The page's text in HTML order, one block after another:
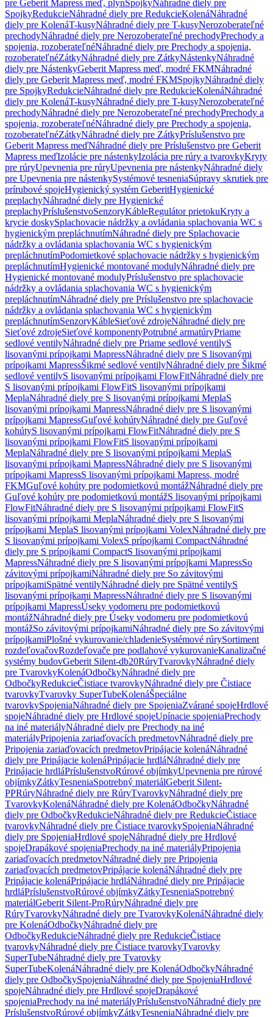
pre Geberit Mapress meď, plynSpojkyNáhradné diely pre
SpojkyRedukcieNáhradné diely pre RedukcieKolenáNáhradné
diely pre KolenáT-kusyNáhradné diely pre T-kusyNerozoberateľné
prechodyNáhradné diely pre Nerozoberateľné prechodyPrechody a
spojenia, rozoberateľnéNáhradné diely pre Prechody a spojenia,
rozoberateľnéZátkyNáhradné diely pre ZátkyNástenkyNáhradné
diely pre NástenkyGeberit Mapress meď, modré FKMNáhradné
diely pre Geberit Mapress meď, modré FKMSpojkyNáhradné diely
pre SpojkyRedukcieNáhradné diely pre RedukcieKolenáNáhradné
diely pre KolenáT-kusyNáhradné diely pre T-kusyNerozoberateľné
prechodyNáhradné diely pre Nerozoberateľné prechodyPrechody a
spojenia, rozoberateľnéNáhradné diely pre Prechody a spojenia,
rozoberateľnéZátkyNáhradné diely pre ZátkyPríslušenstvo pre
Geberit Mapress meďNáhradné diely pre Príslušenstvo pre Geberit
Mapress meďIzolácie pre nástenkyIzolácia pre rúry a tvarovkyKryty
pre rúryUpevnenia pre rúryUpevnenia pre nástenkyNáhradné diely
pre Upevnenia pre nástenkySystémové tesneniaSúpravy skrutiek pre
prírubové spojeHygienický systém GeberitHygienické
preplachyNáhradné diely pre Hygienické
preplachyPríslušenstvoSenzoryKábleRegulátor prietokuKryty a
krycie doskySplachovacie nádržky a ovládania splachovania WC s
hygienickým prepláchnutímNáhradné diely pre Splachovacie
nádržky a ovládania splachovania WC s hygienickým
prepláchnutímPodomietkové splachovacie nádržky s hygienickým
prepláchnutímHygienické montované modulyNáhradné diely pre
Hygienické montované modulyPríslušenstvo pre splachovacie
nádržky a ovládania splachovania WC s hygienickým
prepláchnutímNáhradné diely pre Príslušenstvo pre splachovacie
nádržky a ovládania splachovania WC s hygienickým
prepláchnutímSenzoryKábleSieťové zdrojeNáhradné diely pre
Sieťové zdrojeSieťové komponentyPotrubné armatúryPriame
sedlové ventilyNáhradné diely pre Priame sedlové ventilyS
lisovanými prípojkami MapressNáhradné diely pre S lisovanými
prípojkami MapressŠikmé sedlové ventilyNáhradné diely pre Šikmé
sedlové ventilyS lisovanými prípojkami FlowFitNáhradné diely pre
S lisovanými prípojkami FlowFitS lisovanými prípojkami
MeplaNáhradné diely pre S lisovanými prípojkami MeplaS
lisovanými prípojkami MapressNáhradné diely pre S lisovanými
prípojkami MapressGuľové kohútyNáhradné diely pre Guľové
kohútyS lisovanými prípojkami FlowFitNáhradné diely pre S
lisovanými prípojkami FlowFitS lisovanými prípojkami
MeplaNáhradné diely pre S lisovanými prípojkami MeplaS
lisovanými prípojkami MapressNáhradné diely pre S lisovanými
prípojkami MapressS lisovanými prípojkami Mapress, modré
FKMGuľové kohúty pre podomietkovú montážNáhradné diely pre
Guľové kohúty pre podomietkovú montážS lisovanými prípojkami
FlowFitNáhradné diely pre S lisovanými prípojkami FlowFitS
lisovanými prípojkami MeplaNáhradné diely pre S lisovanými
prípojkami MeplaS lisovanými prípojkami VolexNáhradné diely pre
S lisovanými prípojkami VolexS prípojkami CompactNáhradné
diely pre S prípojkami CompactS lisovanými prípojkami
MapressNáhradné diely pre S lisovanými prípojkami MapressSo
závitovými prípojkamiNáhradné diely pre So závitovými
prípojkamiSpätné ventilyNáhradné diely pre Spätné ventilyS
lisovanými prípojkami MapressNáhradné diely pre S lisovanými
prípojkami MapressÚseky vodomeru pre podomietkovú
montážNáhradné diely pre Úseky vodomeru pre podomietkovú
montážSo závitovými prípojkamiNáhradné diely pre So závitovými
prípojkamiPlošné vykurovanie/chladenieSystémové rúrySortiment
rozdeľovačovRozdeľovače pre podlahové vykurovanieKanalizačné
systémy budovGeberit Silent-db20RúryTvarovkyNáhradné diely
pre TvarovkyKolenáOdbočkyNáhradné diely pre
OdbočkyRedukcieČistiace tvarovkyNáhradné diely pre Čistiace
tvarovkyTvarovky SuperTubeKolenáŠpeciálne
tvarovkySpojeniaNáhradné diely pre SpojeniaZvárané spojeHrdlové
spojeNáhradné diely pre Hrdlové spojeUpínacie spojeniaPrechody
na iné materiályNáhradné diely pre Prechody na iné
materiályPripojenia zariaďovacích predmetovNáhradné diely pre
Pripojenia zariaďovacích predmetovPripájacie kolenáNáhradné
diely pre Pripájacie kolenáPripájacie hrdláNáhradné diely pre
Pripájacie hrdláPríslušenstvoRúrové objímkyUpevnenia pre rúrové
objímkyZátkyTesneniaSpotrebný materiálGeberit Silent-
PPRúryNáhradné diely pre RúryTvarovkyNáhradné diely pre
TvarovkyKolenáNáhradné diely pre KolenáOdbočkyNáhradné
diely pre OdbočkyRedukcieNáhradné diely pre RedukcieČistiace
tvarovkyNáhradné diely pre Čistiace tvarovkySpojeniaNáhradné
diely pre SpojeniaHrdlové spojeNáhradné diely pre Hrdlové
spojeDrapákové spojeniaPrechody na iné materiályPripojenia
zariaďovacích predmetovNáhradné diely pre Pripojenia
zariaďovacích predmetovPripájacie kolenáNáhradné diely pre
Pripájacie kolenáPripájacie hrdláNáhradné diely pre Pripájacie
hrdláPríslušenstvoRúrové objímkyZátkyTesneniaSpotrebný
materiálGeberit Silent-ProRúryNáhradné diely pre
RúryTvarovkyNáhradné diely pre TvarovkyKolenáNáhradné diely
pre KolenáOdbočkyNáhradné diely pre
OdbočkyRedukcieNáhradné diely pre RedukcieČistiace
tvarovkyNáhradné diely pre Čistiace tvarovkyTvarovky
SuperTubeNáhradné diely pre Tvarovky
SuperTubeKolenáNáhradné diely pre KolenáOdbočkyNáhradné
diely pre OdbočkySpojeniaNáhradné diely pre SpojeniaHrdlové
spojeNáhradné diely pre Hrdlové spojeDrapákové
spojeniaPrechody na iné materiályPríslušenstvoNáhradné diely pre
PríslušenstvoRúrové objímkyZátkyTesneniaNáhradné diely pre